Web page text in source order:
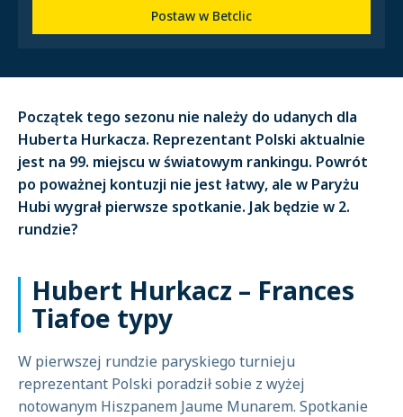
Postaw w Betclic
Początek tego sezonu nie należy do udanych dla
Huberta Hurkacza. Reprezentant Polski aktualnie
jest na 99. miejscu w światowym rankingu. Powrót
po poważnej kontuzji nie jest łatwy, ale w Paryżu
Hubi wygrał pierwsze spotkanie. Jak będzie w 2.
rundzie?
Hubert Hurkacz – Frances
Tiafoe typy
W pierwszej rundzie paryskiego turnieju
reprezentant Polski poradził sobie z wyżej
notowanym Hiszpanem Jaume Munarem. Spotkanie